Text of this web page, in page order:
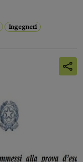
Ingegneri